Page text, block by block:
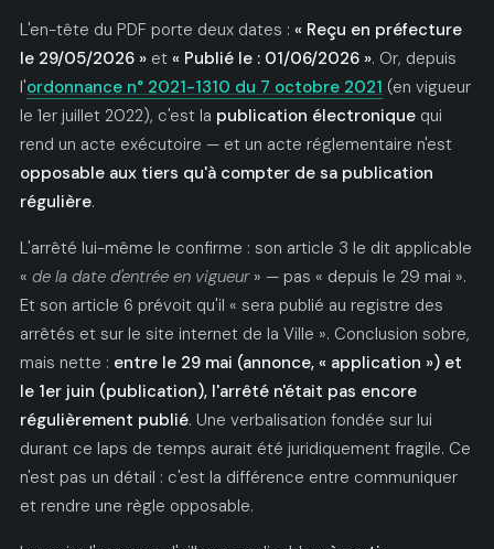
L'en-tête du PDF porte deux dates : « Reçu en préfecture
le 29/05/2026 »et « Publié le : 01/06/2026 ». Or, depuis
l'ordonnance n° 2021-1310 du 7 octobre 2021 (en vigueur
le 1er juillet 2022), c'est la publication électroniquequi
rend un acte exécutoire — et un acte réglementaire n'est
opposable aux tiers qu'à compter de sa publication
régulière.
L'arrêté lui-même le confirme : son article 3 le dit applicable
« de la date d'entrée en vigueur» — pas « depuis le 29 mai ».
Et son article 6 prévoit qu'il « sera publié au registre des
arrêtés et sur le site internet de la Ville ». Conclusion sobre,
mais nette : entre le 29 mai (annonce, « application ») et
le 1er juin (publication), l'arrêté n'était pas encore
régulièrement publié. Une verbalisation fondée sur lui
durant ce laps de temps aurait été juridiquement fragile. Ce
n'est pas un détail : c'est la différence entre communiquer
et rendre une règle opposable.